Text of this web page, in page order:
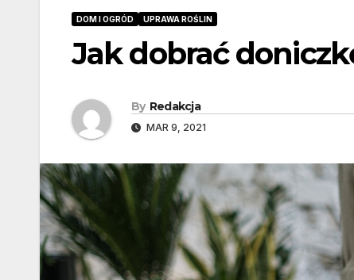
DOM I OGRÓD UPRAWA ROŚLIN
Jak dobrać
By Redakcja
MAR 9, 2021